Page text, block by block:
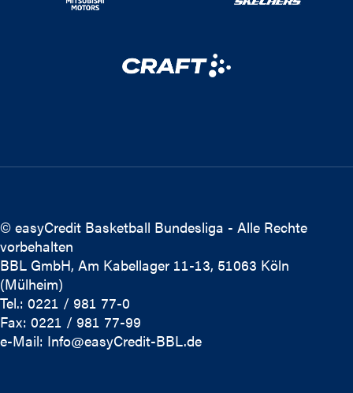
© easyCredit Basketball Bundesliga - Alle Rechte
vorbehalten
BBL GmbH, Am Kabellager 11-13, 51063 Köln
(Mülheim)
Tel.: 0221 / 981 77-0
Fax: 0221 / 981 77-99
e-Mail: Info@easyCredit-BBL.de